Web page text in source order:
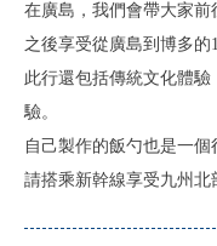
在廣島，我們會帶大家前
之後享受從廣島到博多的
此行還包括傳統文化體
驗。
自己製作的飯勺也是一個
請搭乘新幹線享受九州北